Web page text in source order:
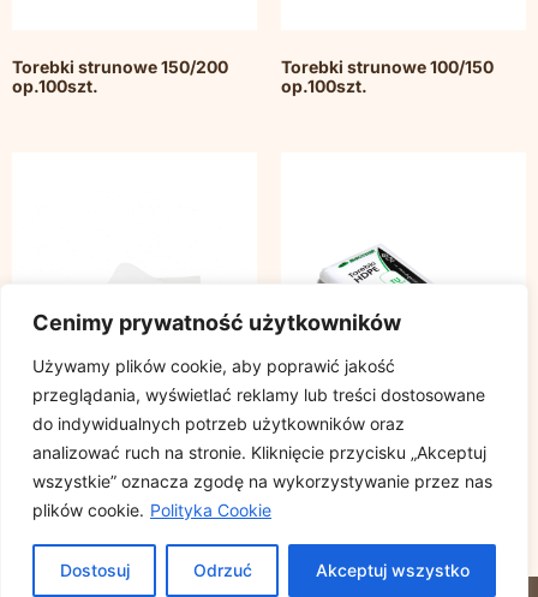
Cenimy prywatność użytkowników
Używamy plików cookie, aby poprawić jakość
przeglądania, wyświetlać reklamy lub treści dostosowane
do indywidualnych potrzeb użytkowników oraz
analizować ruch na stronie. Kliknięcie przycisku „Akceptuj
wszystkie” oznacza zgodę na wykorzystywanie przez nas
plików cookie. Polityka Cookie
Dostosuj Odrzuć Akceptuj wszystko
Torebki strunowe 150/200
op.100szt.
Torebki strunowe 100/150
op.100szt.
Papier pakowy satyna
rozmiar 30x40cm, cena za
opakowanie 10kg